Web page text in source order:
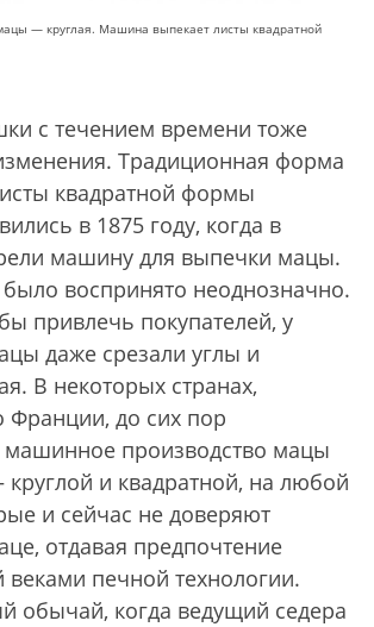
— круглая. Машина выпекает листы квадратной
с течением времени тоже
Традиционная форма
квадратной формы
в 1875 году, когда в
машину для выпечки мацы.
воспринято неоднозначно.
привлечь покупателей, у
даже срезали углы и
В некоторых странах,
Франции, до сих пор
машинное производство мацы
и квадратной, на любой
и сейчас не доверяют
отдавая предпочтение
печной технологии.
обычай, когда ведущий седера